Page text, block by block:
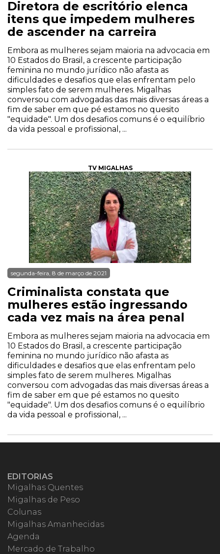
Diretora de escritório elenca
itens que impedem mulheres
de ascender na carreira
Embora as mulheres sejam maioria na advocacia em
10 Estados do Brasil, a crescente participação
feminina no mundo jurídico não afasta as
dificuldades e desafios que elas enfrentam pelo
simples fato de serem mulheres. Migalhas
conversou com advogadas das mais diversas áreas a
fim de saber em que pé estamos no quesito
"equidade". Um dos desafios comuns é o equilíbrio
da vida pessoal e profissional, ...
TV MIGALHAS
segunda-feira, 8 de março de 2021
Criminalista constata que
mulheres estão ingressando
cada vez mais na área penal
Embora as mulheres sejam maioria na advocacia em
10 Estados do Brasil, a crescente participação
feminina no mundo jurídico não afasta as
dificuldades e desafios que elas enfrentam pelo
simples fato de serem mulheres. Migalhas
conversou com advogadas das mais diversas áreas a
fim de saber em que pé estamos no quesito
"equidade". Um dos desafios comuns é o equilíbrio
da vida pessoal e profissional, ...
EDITORIAS
Migalhas Quentes
Migalhas de Peso
Colunas
Migalhas Amanhecidas
Agenda
Mercado de Trabalho